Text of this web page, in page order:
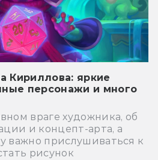
Кириллова: яркие
персонажи и много
враге художника, об
и концепт-арта, а
важно прислушиваться к
рисунок